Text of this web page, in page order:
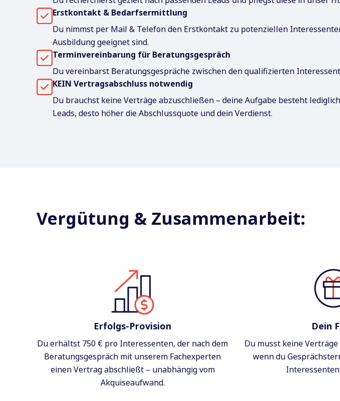
Erstkontakt & Bedarfsermittlung
Du nimmst per Mail & Telefon den Erstkontakt zu potenziellen
Ausbildung geeignet sind.
Terminvereinbarung für Beratungsgespräch
Du vereinbarst Beratungsgespräche zwischen den qualifizierten
KEIN Vertragsabschluss notwendig
Du brauchst keine Verträge abzuschließen – deine Aufgabe besteht
Leads, desto höher die Abschlussquote und dein Verdienst.
Vergütung & Zusammenarbeit:
Erfolgs-Provision
Du erhältst 750 € pro Interessenten, der nach dem
Beratungsgespräch mit unserem Fachexperten
einen Vertrag abschließt – unabhängig vom
Akquiseaufwand.
Dein
Du musst keine
wenn du